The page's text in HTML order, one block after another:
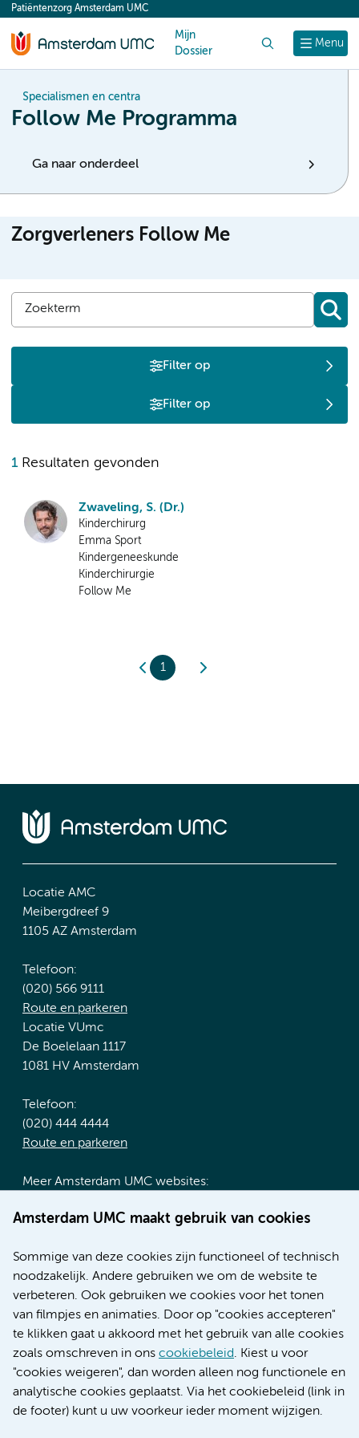
content
Amsterdam UMC maakt gebruik van cookies
Sommige van deze cookies zijn functioneel of technisch
noodzakelijk. Andere gebruiken we om de website te
verbeteren. Ook gebruiken we cookies voor het tonen
van filmpjes en animaties. Door op "cookies accepteren"
te klikken gaat u akkoord met het gebruik van alle cookies
zoals omschreven in ons cookiebeleid. Kiest u voor
"cookies weigeren", dan worden alleen nog functionele en
analytische cookies geplaatst. Via het cookiebeleid (link in
de footer) kunt u uw voorkeur ieder moment wijzigen.
Menu
Patiëntenzorg Amsterdam UMC
Mijn
Dossier
Specialismen en centra
Follow Me Programma
Ga naar onderdeel
Zorgverleners Follow Me
Filter op
Filter op
1Resultaten gevonden
Zwaveling, S. (Dr.)
Kinderchirurg
Emma Sport
Kindergeneeskunde
Kinderchirurgie
Follow Me
1
Locatie AMC
Meibergdreef 9
1105 AZ Amsterdam
Telefoon:
(020) 566 9111
Route en parkeren
Locatie VUmc
De Boelelaan 1117
1081 HV Amsterdam
Telefoon:
(020) 444 4444
Route en parkeren
Meer Amsterdam UMC websites:
Werken bij Amsterdam UMC
Nieuws
Research
Educatie locatie AMC
Educatie locatie VUmc
Verwijzen & diagnostiek